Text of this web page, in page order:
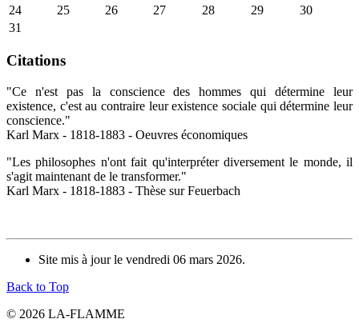
24
25 26 27 28 29
30
31
Citations
"Ce n'est pas la conscience des hommes qui détermine leur
existence, c'est au contraire leur existence sociale qui détermine leur
conscience."
Karl Marx - 1818-1883 - Oeuvres économiques
"Les philosophes n'ont fait qu'interpréter diversement le monde, il
s'agit maintenant de le transformer."
Karl Marx - 1818-1883 - Thèse sur Feuerbach
Site mis à jour le vendredi 06 mars 2026.
Back to Top
© 2026 LA-FLAMME